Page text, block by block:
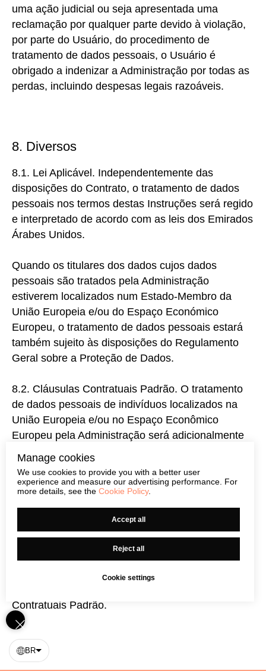
Manage cookies
We use cookies to provide you with a better user
experience and measure our advertising performance. For
more details, see the Cookie Policy.
Accept all
Reject all
Cookie settings
uma ação judicial ou seja apresentada uma
reclamação por qualquer parte devido à violação,
por parte do Usuário, do procedimento de
tratamento de dados pessoais, o Usuário é
obrigado a indenizar a Administração por todas as
perdas, incluindo despesas legais razoáveis.
8. Diversos
8.1. Lei Aplicável. Independentemente das
disposições do Contrato, o tratamento de dados
pessoais nos termos destas Instruções será regido
e interpretado de acordo com as leis dos Emirados
Árabes Unidos.
Quando os titulares dos dados cujos dados
pessoais são tratados pela Administração
estiverem localizados num Estado-Membro da
União Europeia e/ou do Espaço Económico
Europeu, o tratamento de dados pessoais estará
também sujeito às disposições do Regulamento
Geral sobre a Proteção de Dados.
8.2. Cláusulas Contratuais Padrão. O tratamento
de dados pessoais de indivíduos localizados na
União Europeia e/ou no Espaço Econômico
Europeu pela Administração será adicionalmente
De acordo com o Regulamento Geral de Proteção
de Dados, essas Cláusulas Contratuais Padrão
Em caso de qualquer conflito entre estas
Instruções e as disposições das Cláusulas
Contratuais Padrão.
BR